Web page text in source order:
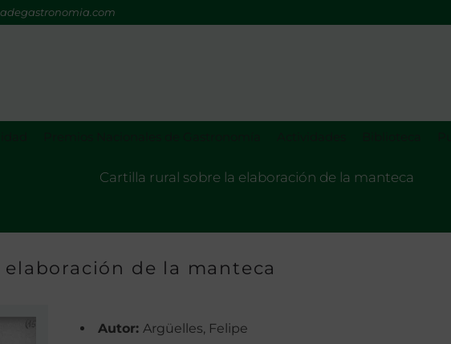
Cartilla rural sobre la elaboración de la manteca
de la manteca
Autor: Argüelles, Felipe